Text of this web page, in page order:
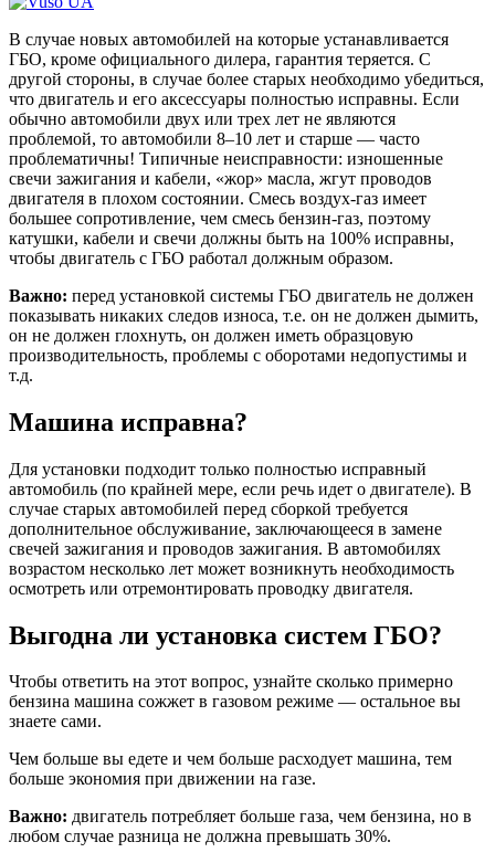
В случае новых автомобилей на которые устанавливается
ГБО, кроме официального дилера, гарантия теряется. С
другой стороны, в случае более старых необходимо убедиться,
что двигатель и его аксессуары полностью исправны. Если
обычно автомобили двух или трех лет не являются
проблемой, то автомобили 8–10 лет и старше — часто
проблематичны! Типичные неисправности: изношенные
свечи зажигания и кабели, «жор» масла, жгут проводов
двигателя в плохом состоянии. Смесь воздух-газ имеет
большее сопротивление, чем смесь бензин-газ, поэтому
катушки, кабели и свечи должны быть на 100% исправны,
чтобы двигатель с ГБО работал должным образом.
Важно: перед установкой системы ГБО двигатель не должен
показывать никаких следов износа, т.е. он не должен дымить,
он не должен глохнуть, он должен иметь образцовую
производительность, проблемы с оборотами недопустимы и
т.д.
Машина исправна?
Для установки подходит только полностью исправный
автомобиль (по крайней мере, если речь идет о двигателе). В
случае старых автомобилей перед сборкой требуется
дополнительное обслуживание, заключающееся в замене
свечей зажигания и проводов зажигания. В автомобилях
возрастом несколько лет может возникнуть необходимость
осмотреть или отремонтировать проводку двигателя.
Выгодна ли установка систем ГБО?
Чтобы ответить на этот вопрос, узнайте сколько примерно
бензина машина сожжет в газовом режиме — остальное вы
знаете сами.
Чем больше вы едете и чем больше расходует машина, тем
больше экономия при движении на газе.
Важно: двигатель потребляет больше газа, чем бензина, но в
любом случае разница не должна превышать 30%.